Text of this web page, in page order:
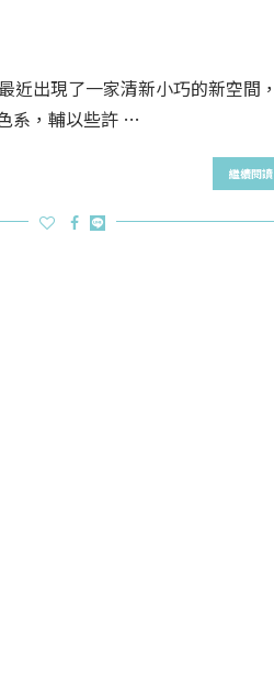
近出現了一家清新小巧的新空間，
系，輔以些許 …
繼續閱讀